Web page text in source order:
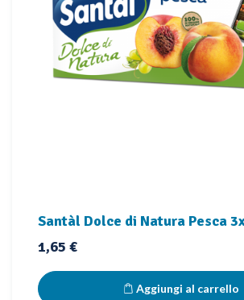
Santàl Dolce di Natura Pesca
Prezzo
1,65 €
Aggiungi al carrello